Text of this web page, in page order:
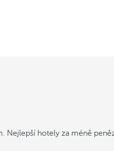
Nejlepší hotely za méně